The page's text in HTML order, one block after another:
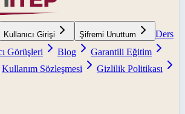
Kullanıcı Girişi Şifremi Unuttum
Ders
Görüşleri Blog
Garantili Eğitim
Kullanım Sözleşmesi
Gizlilik Politikası